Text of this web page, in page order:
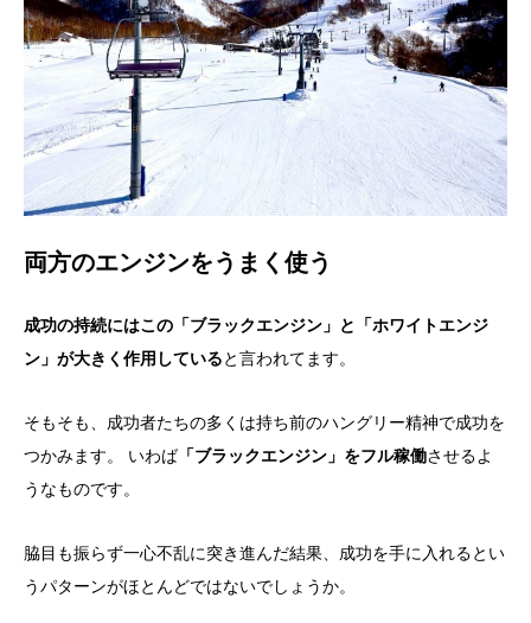
両方のエンジンをうまく使う
成功の持続にはこの「ブラックエンジン」と「ホワイトエンジ
ン」が大きく作用していると言われてます。
そもそも、成功者たちの多くは持ち前のハングリー精神で成功を
つかみます。 いわば「ブラックエンジン」をフル稼働させるよ
うなものです。
脇目も振らず一心不乱に突き進んだ結果、成功を手に入れるとい
うパターンがほとんどではないでしょうか。